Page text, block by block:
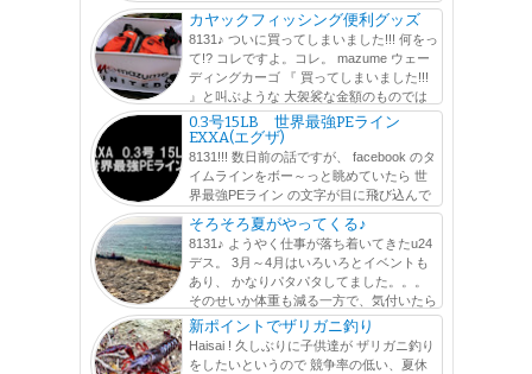
予報 とは、気象業務支援センターが提供している メッシ
ュ毎の気象予報数値データを基に行われている気象予報の
ことなのですが、 ウェブサ...
カヤックフィッシング便利グッズ
8131♪ ついに買ってしまいました!!! 何をっ
て!? コレですよ。コレ。 mazume ウェー
ディングカーゴ 『 買ってしまいました!!!
』と叫ぶような 大袈裟な金額のものでは
ないのですが、^^; ずーーーーーーっと前から、欲しかった
アイテムをよ...
0.3号15LB 世界最強PEライン
EXXA(エグザ)
8131!!! 数日前の話ですが、 facebook のタ
イムラインをボー～っと眺めていたら 世
界最強PEライン の文字が目に飛び込んで
きました。 その横には、 0.3号で15LB の文字も。 0.3号で
15LB !? ∑q|ﾟДﾟ|p PEライン は...
そろそろ夏がやってくる♪
8131♪ ようやく仕事が落ち着いてきたu24
デス。 3月～4月はいろいろとイベントも
あり、 かなりパタパタしてました。。。
そのせいか体重も減る一方で、気付いたら
1月に計った体重から 5kg 以上落ちてました。 ΣΣ(ﾟдﾟlll) そ
の間にも可能な...
新ポイントでザリガニ釣り
Haisai ! 久しぶりに子供達が ザリガニ釣り
をしたいというので 競争率の低い、夏休